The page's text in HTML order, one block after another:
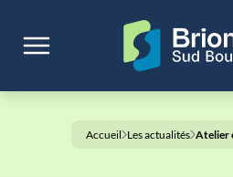
Accueil Les actualités Atelier